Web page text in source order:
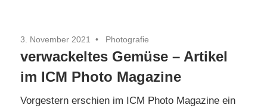
3. November 2021 Photografie
verwackeltes Gemüse – Artikel
im ICM Photo Magazine
Vorgestern erschien im ICM Photo Magazine ein